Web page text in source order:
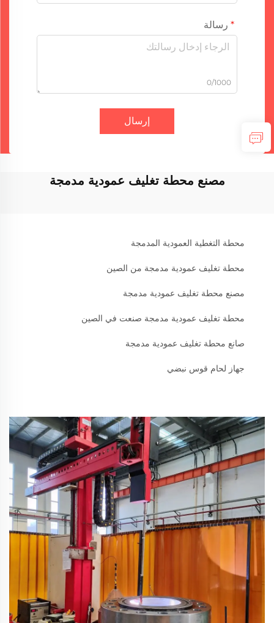
رسالة
0/1000
إرسال
مصنع محطة تغليف عمودية مدمجة
محطة التغطية العمودية المدمجة
محطة تغليف عمودية مدمجة من الصين
مصنع محطة تغليف عمودية مدمجة
محطة تغليف عمودية مدمجة صنعت في الصين
صانع محطة تغليف عمودية مدمجة
جهاز لحام قوس نبضي